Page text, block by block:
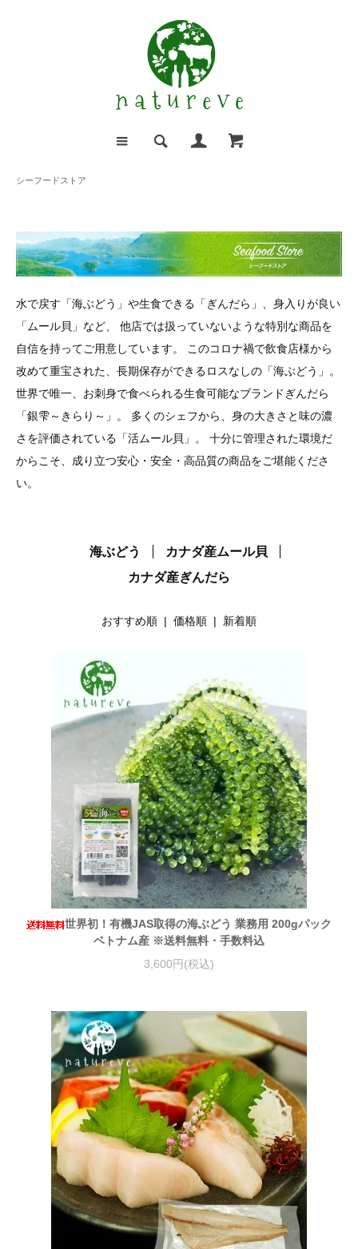
シーフードストア
水で戻す「海ぶどう」や生食できる「ぎんだら」、身入りが良い
「ムール貝」など、
他店では扱っていないような特別な商品を
自信を持ってご用意しています。
このコロナ禍で飲食店様から
改めて重宝された、長期保存ができるロスなしの「海ぶどう」。
世界で唯一、お刺身で食べられる生食可能なブランドぎんだら
「銀雫～きらり～」。
多くのシェフから、身の大きさと味の濃
さを評価されている「活ムール貝」。
十分に管理された環境だ
からこそ、成り立つ安心・安全・高品質の商品をご堪能くださ
い。
海ぶどう
カナダ産ムール貝
カナダ産ぎんだら
おすすめ順 | 価格順 | 新着順
世界初！有機JAS取得の海ぶどう 業務用 200gパック
ベトナム産 ※送料無料・手数料込
3,600円(税込)